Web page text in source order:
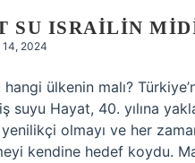
SU ISRAILIN
14, 2024
ülkenin malı?
suyu Hayat, 40. yılına
olmayı ve her
kendine hedef koydu.